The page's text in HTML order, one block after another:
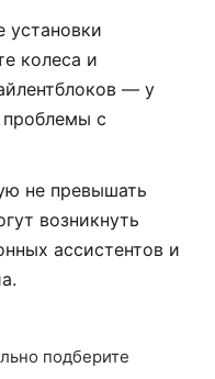
установки
колеса и
— у
проблемы с
не превышать
возникнуть
ассистентов и
подберите